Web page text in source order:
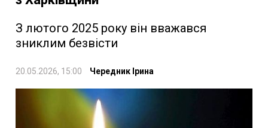
З лютого 2025 року він вважався
зниклим безвісти
20.05.2026, 15:00 Чередник Ірина